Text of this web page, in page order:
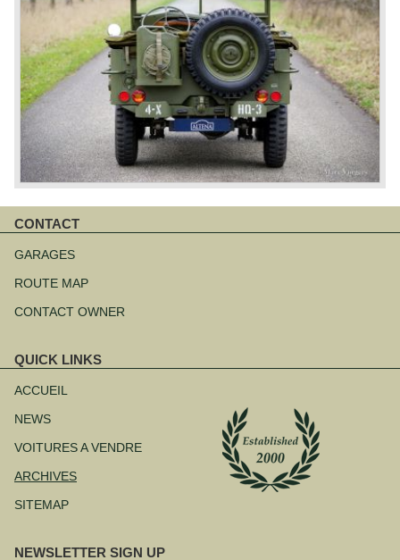
CONTACT
au
GARAGES
ROUTE MAP
CONTACT OWNER
QUICK LINKS
au
ACCUEIL
NEWS
VOITURES A VENDRE
ARCHIVES
SITEMAP
NEWSLETTER SIGN UP